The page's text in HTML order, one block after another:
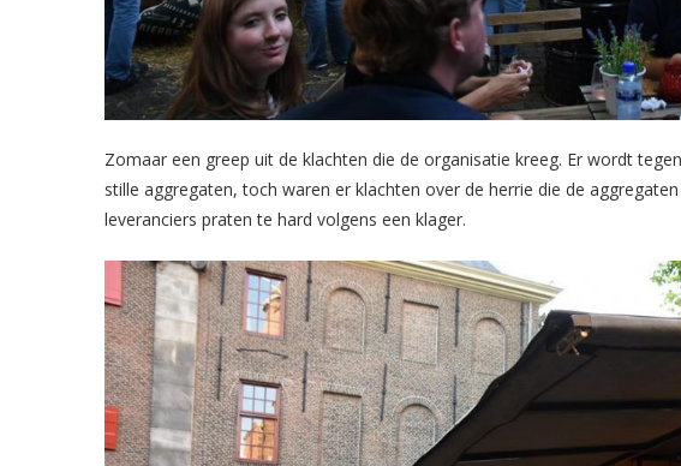
Zomaar een greep uit de klachten die de organisatie kreeg. Er wordt
stille aggregaten, toch waren er klachten over de herrie die de
leveranciers praten te hard volgens een klager.